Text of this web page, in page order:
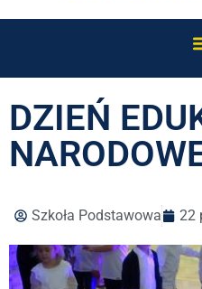
DZIEŃ
Szkoła Podstawowa 22